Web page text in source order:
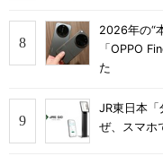
2026年の“
「OPPO
た
JR東日本
ぜ、スマホ